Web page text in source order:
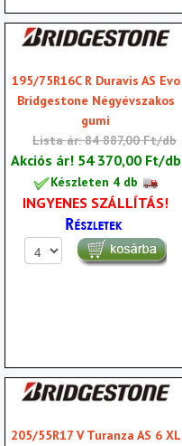
195/75R16C R Duravis AS Evo
Bridgestone Négyévszakos
gumi
Lista ár: 84 887,00 Ft/db
Akciós ár! 54 370,00 Ft/db
Készleten 4 db
INGYENES SZÁLLÍTÁS!
205/55R17 V Turanza AS 6 XL